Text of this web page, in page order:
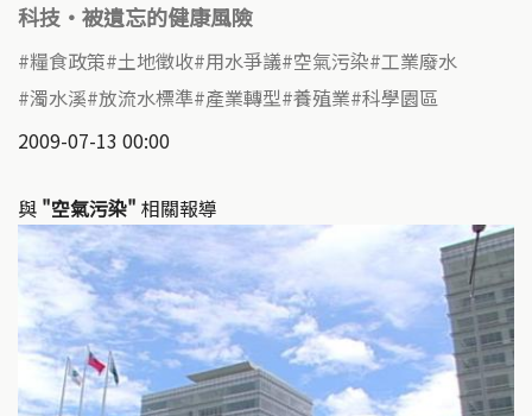
科技‧被遺忘的健康風險
糧食政策 土地徵收 用水爭議 空氣污染 工業廢水
濁水溪 放流水標準 產業轉型 養殖業 科學園區
2009-07-13 00:00
與 "空氣污染" 相關報導